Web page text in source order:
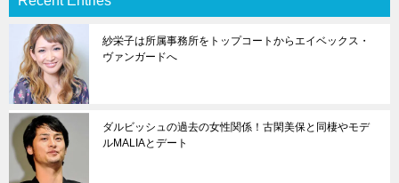
紗栄子は所属事務所をトップコートからエイベックス・
ヴァンガードへ
ダルビッシュの過去の女性関係！古閑美保と同棲やモデ
ルMALIAとデート